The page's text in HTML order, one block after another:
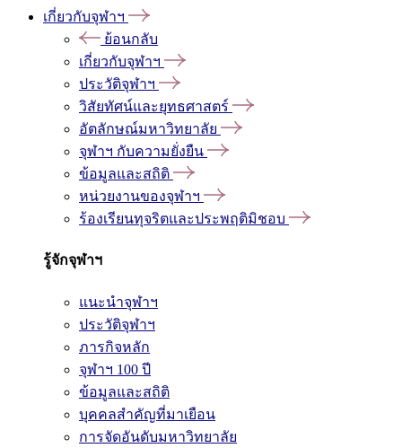
เกี่ยวกับจุฬาฯ
ย้อนกลับ
เกี่ยวกับจุฬาฯ
ประวัติจุฬาฯ
วิสัยทัศน์และยุทธศาสตร์
อัตลักษณ์มหาวิทยาลัย
จุฬาฯ กับความยั่งยืน
ข้อมูลและสถิติ
หน่วยงานของจุฬาฯ
ร้องเรียนทุจริตและประพฤติมิชอบ
รู้จักจุฬาฯ
แนะนำจุฬาฯ
ประวัติจุฬาฯ
ภารกิจหลัก
จุฬาฯ 100 ปี
ข้อมูลและสถิติ
บุคคลสำคัญที่มาเยือน
การจัดอันดับมหาวิทยาลัย